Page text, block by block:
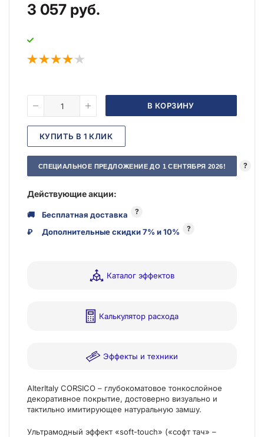
3 057 руб.
В КОРЗИНУ
КУПИТЬ В 1 КЛИК
СПЕЦИАЛЬНОЕ ПРЕДЛОЖЕНИЕ ДО 1 СЕНТЯБРЯ 2026! ?
Действующие акции:
🚚 Бесплатная доставка ?
₽ Дополнительные скидки 7% и 10% ?
Каталог эффектов
Калькулятор расхода
Эффекты и техники
AlterItaly CORSICO – глубокоматовое тонкослойное
декоративное покрытие, достоверно визуально и
тактильно имитирующее натуральную замшу.
Ультрамодный эффект «soft-touch» («софт тач» –